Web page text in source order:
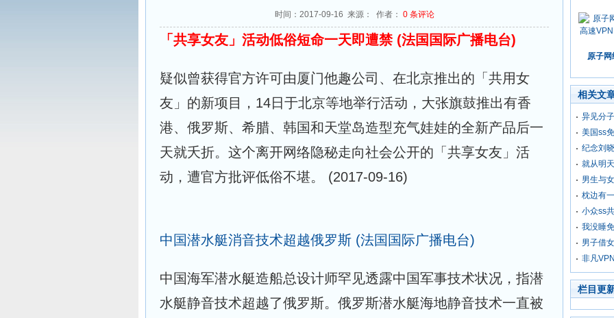
时间：2017-09-16 来源： 作者： 0 条评论
「共享女友」活动低俗短命一天即遭禁 (法国国际广播电台)
疑似曾获得官方许可由厦门他趣公司、在北京推出的「共用女
友」的新项目，14日于北京等地举行活动，大张旗鼓推出有香
港、俄罗斯、希腊、韩国和天堂岛造型充气娃娃的全新产品后一
天就夭折。这个离开网络隐秘走向社会公开的「共享女友」活
动，遭官方批评低俗不堪。 (2017-09-16)
中国潜水艇消音技术超越俄罗斯 (法国国际广播电台)
中国海军潜水艇造船总设计师罕见透露中国军事技术状况，指潜
水艇静音技术超越了俄罗斯。俄罗斯潜水艇海地静音技术一直被
原子
相关文
异见分
美国ss
纪念刘
就从明
男生与
枕边有
小众ss
我没睡
男子借
非凡
栏目更